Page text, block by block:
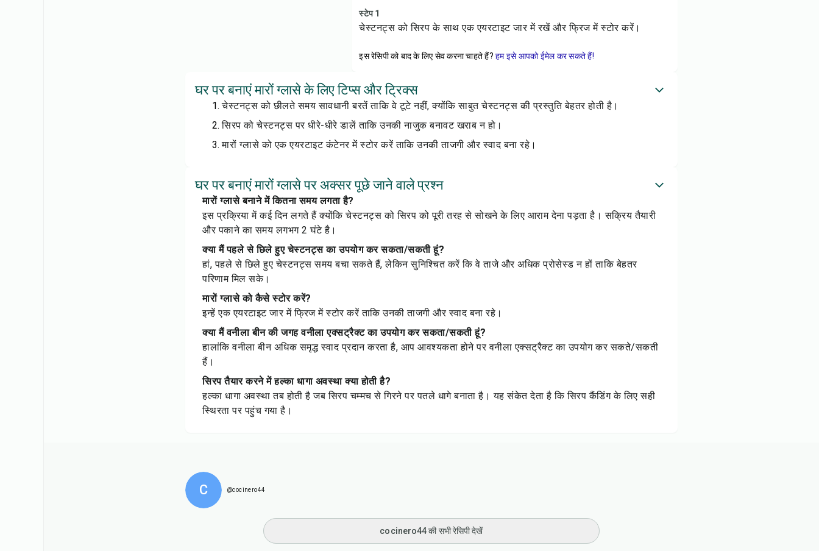
स्टेप 1
चेस्टनट्स को सिरप के साथ एक एयरटाइट जार में रखें और फ्रिज में स्टोर करें।
इस रेसिपी को बाद के लिए सेव करना चाहते हैं? हम इसे आपको ईमेल कर सकते हैं!
घर पर बनाएं मारों ग्लासे के लिए टिप्स और ट्रिक्स
चेस्टनट्स को छीलते समय सावधानी बरतें ताकि वे टूटे नहीं, क्योंकि साबुत चेस्टनट्स की प्रस्तुति बेहतर होती है।
सिरप को चेस्टनट्स पर धीरे-धीरे डालें ताकि उनकी नाजुक बनावट खराब न हो।
मारों ग्लासे को एक एयरटाइट कंटेनर में स्टोर करें ताकि उनकी ताजगी और स्वाद बना रहे।
घर पर बनाएं मारों ग्लासे पर अक्सर पूछे जाने वाले प्रश्न
मारों ग्लासे बनाने में कितना समय लगता है?
इस प्रक्रिया में कई दिन लगते हैं क्योंकि चेस्टनट्स को सिरप को पूरी तरह से सोखने के लिए आराम देना पड़ता है। सक्रिय तैयारी
और पकाने का समय लगभग 2 घंटे है।
क्या मैं पहले से छिले हुए चेस्टनट्स का उपयोग कर सकता/सकती हूं?
हां, पहले से छिले हुए चेस्टनट्स समय बचा सकते हैं, लेकिन सुनिश्चित करें कि वे ताजे और अधिक प्रोसेस्ड न हों ताकि बेहतर
परिणाम मिल सके।
मारों ग्लासे को कैसे स्टोर करें?
इन्हें एक एयरटाइट जार में फ्रिज में स्टोर करें ताकि उनकी ताजगी और स्वाद बना रहे।
क्या मैं वनीला बीन की जगह वनीला एक्सट्रैक्ट का उपयोग कर सकता/सकती हूं?
हालांकि वनीला बीन अधिक समृद्ध स्वाद प्रदान करता है, आप आवश्यकता होने पर वनीला एक्सट्रैक्ट का उपयोग कर सकते/सकती
हैं।
सिरप तैयार करने में हल्का धागा अवस्था क्या होती है?
हल्का धागा अवस्था तब होती है जब सिरप चम्मच से गिरने पर पतले धागे बनाता है। यह संकेत देता है कि सिरप कैंडिंग के लिए सही
स्थिरता पर पहुंच गया है।
C @cocinero44
cocinero44 की सभी रेसिपी देखें